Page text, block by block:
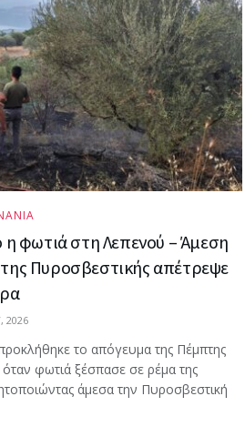
η φωτιά στη Λεπενού – Άμεση
Πυροσβεστικής απέτρεψε
2026
το απόγευμα της Πέμπτης
φωτιά ξέσπασε σε ρέμα της
άμεσα την Πυροσβεστική